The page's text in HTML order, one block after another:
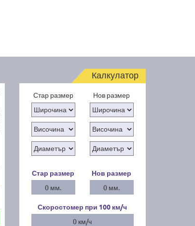
Калкулатор
Стар размер Нов размер
Стар размер
0 мм.
Нов размер
0 мм.
Скоростомер при 100 км/ч
0 км/ч